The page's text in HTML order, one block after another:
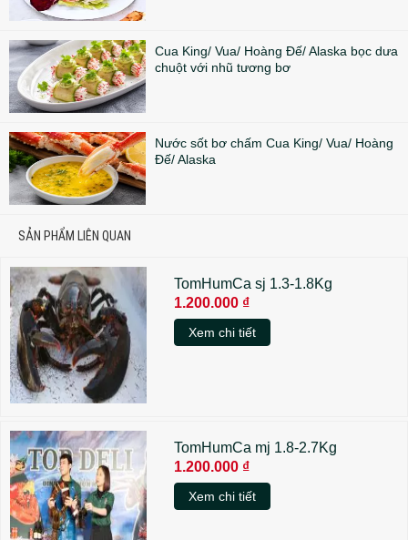
Cua King/ Vua/ Hoàng Đế/ Alaska bọc dưa
chuột với nhũ tương bơ
Nước sốt bơ chấm Cua King/ Vua/ Hoàng
Đế/ Alaska
SẢN PHẨM LIÊN QUAN
TomHumCa sj 1.3-1.8Kg
1.200.000 ₫
Xem chi tiết
TomHumCa mj 1.8-2.7Kg
1.200.000 ₫
Xem chi tiết